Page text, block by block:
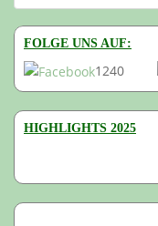
FOLGE UNS AUF:
1240
HIGHLIGHTS 2025